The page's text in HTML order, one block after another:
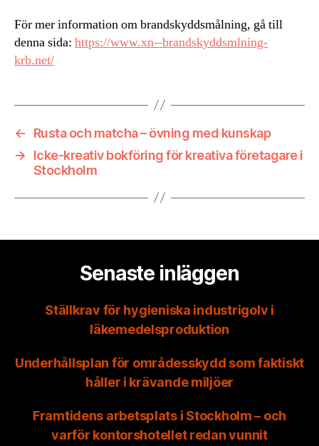
För mer information om brandskyddsmålning, gå till
denna sida: https://www.xn--brandskyddsmlning-
krb.net/
←
Rusta och matcha – övning med kunskap
→
Icke-kreativ bokföring för kreativa företagare i
Stockholm
Senaste inläggen
Ställkrav för hygieniska industrigolv i
läkemedelsproduktion
Underhållsplan för områdesskydd som faktiskt
håller i krävande miljöer
Framtidens arbetsplats i Stockholm – och
varför kontorshotellet redan vunnit